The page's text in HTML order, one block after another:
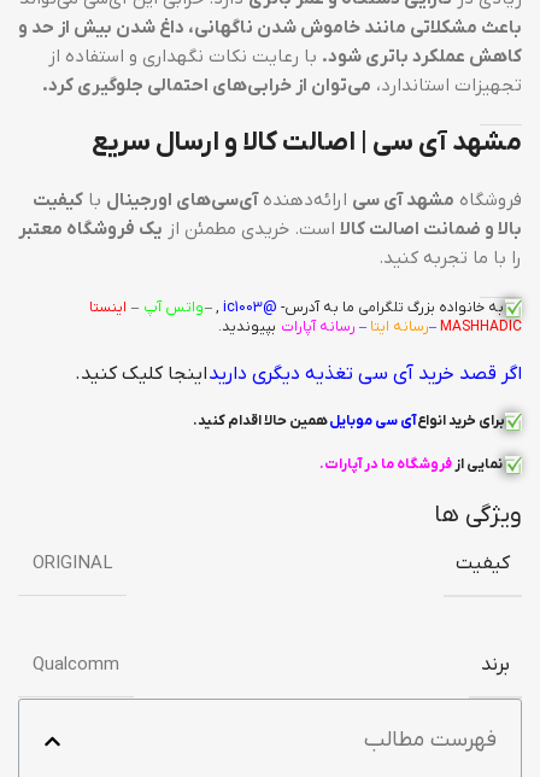
باعث مشکلاتی مانند خاموش شدن ناگهانی، داغ شدن بیش از حد و
کاهش عملکرد باتری شود. با رعایت نکات نگهداری و استفاده از
تجهیزات استاندارد، می‌توان از خرابی‌های احتمالی جلوگیری کرد.
مشهد آی سی | اصالت کالا و ارسال سریع
فروشگاه مشهد آی سی ارائه‌دهندهآی‌سی‌های اورجینال با کیفیت
بالا و ضمانت اصالت کالا است. خریدی مطمئن از یک فروشگاه معتبر
را با ما تجربه کنید.
به خانواده بزرگ تلگرامی ما به آدرس- @ic1003
, –واتس آپ – اینستا
MASHHADIC
–رسانه ایتا – رسانه آپارات بپیوندید.
اگر قصد خرید آی سی تغذیه دیگری داریداینجا کلیک کنید.
برای خرید انواعآی سیموبایلهمین حالا اقدام کنید.
نمایی ازفروشگاه ما در آپارات.
ویژگی ها
کیفیت ORIGINAL
برند Qualcomm
فهرست مطالب